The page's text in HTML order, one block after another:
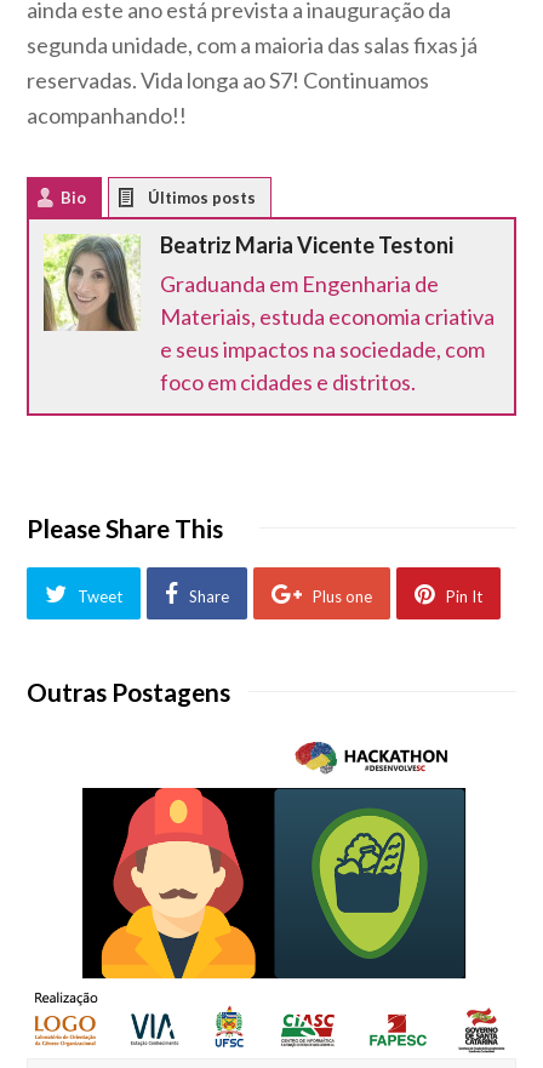
ainda este ano está prevista a inauguração da
segunda unidade, com a maioria das salas fixas já
reservadas. Vida longa ao S7! Continuamos
acompanhando!!
Bio
Beatriz Maria Vicente Testoni
Graduanda em Engenharia de
Materiais, estuda economia criativa
e seus impactos na sociedade, com
foco em cidades e distritos.
Please Share This
Tweet Share Plus one Pin It
Outras Postagens